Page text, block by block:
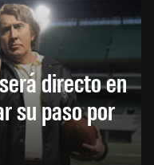
directo en
su paso por